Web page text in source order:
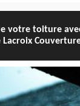
votre toiture